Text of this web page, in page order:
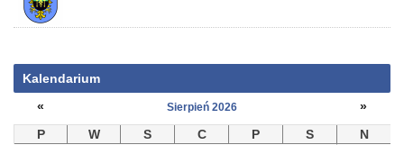
Kalendarium
«
Sierpień 2026
»
P
W S C P S
N